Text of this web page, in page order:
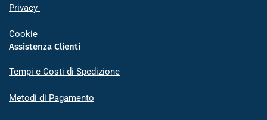
Privacy
Cookie
Assistenza Clienti
Tempi e Costi di Spedizione
Metodi di Pagamento